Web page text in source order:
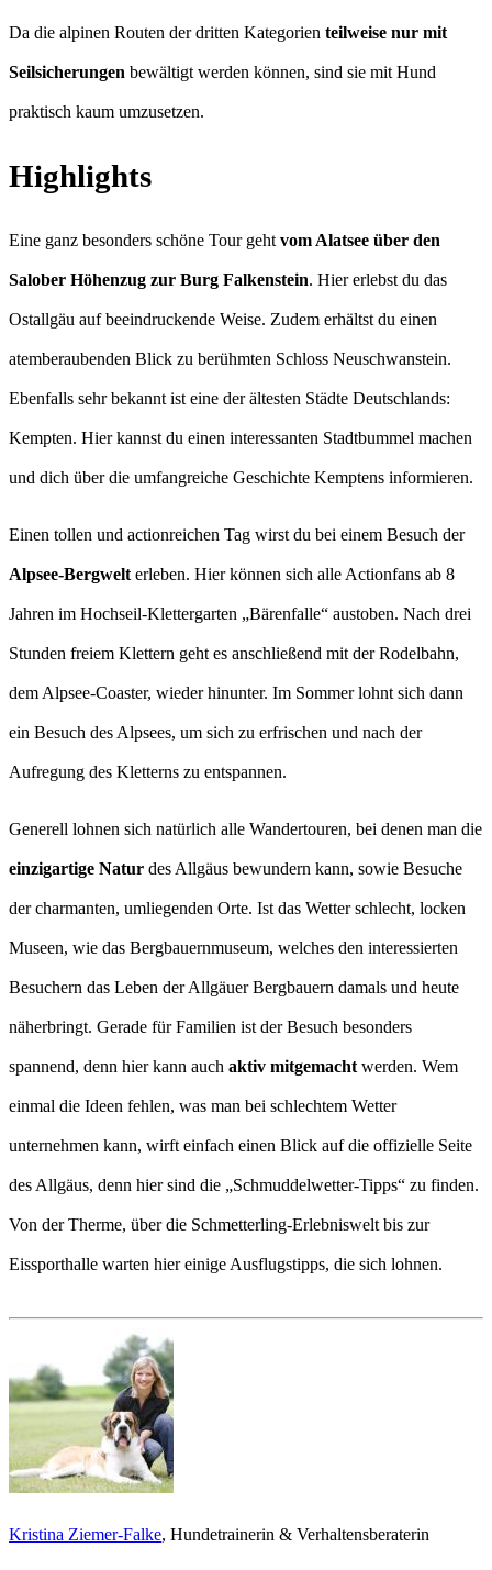
Da die alpinen Routen der dritten Kategorien teilweise nur mit
Seilsicherungen bewältigt werden können, sind sie mit Hund
praktisch kaum umzusetzen.
Highlights
Eine ganz besonders schöne Tour geht vom Alatsee über den
Salober Höhenzug zur Burg Falkenstein. Hier erlebst du das
Ostallgäu auf beeindruckende Weise. Zudem erhältst du einen
atemberaubenden Blick zu berühmten Schloss Neuschwanstein.
Ebenfalls sehr bekannt ist eine der ältesten Städte Deutschlands:
Kempten. Hier kannst du einen interessanten Stadtbummel machen
und dich über die umfangreiche Geschichte Kemptens informieren.
Einen tollen und actionreichen Tag wirst du bei einem Besuch der
Alpsee-Bergwelt erleben. Hier können sich alle Actionfans ab 8
Jahren im Hochseil-Klettergarten „Bärenfalle“ austoben. Nach drei
Stunden freiem Klettern geht es anschließend mit der Rodelbahn,
dem Alpsee-Coaster, wieder hinunter. Im Sommer lohnt sich dann
ein Besuch des Alpsees, um sich zu erfrischen und nach der
Aufregung des Kletterns zu entspannen.
Generell lohnen sich natürlich alle Wandertouren, bei denen man die
einzigartige Natur des Allgäus bewundern kann, sowie Besuche
der charmanten, umliegenden Orte. Ist das Wetter schlecht, locken
Museen, wie das Bergbauernmuseum, welches den interessierten
Besuchern das Leben der Allgäuer Bergbauern damals und heute
näherbringt. Gerade für Familien ist der Besuch besonders
spannend, denn hier kann auch aktiv mitgemacht werden. Wem
einmal die Ideen fehlen, was man bei schlechtem Wetter
unternehmen kann, wirft einfach einen Blick auf die offizielle Seite
des Allgäus, denn hier sind die „Schmuddelwetter-Tipps“ zu finden.
Von der Therme, über die Schmetterling-Erlebniswelt bis zur
Eissporthalle warten hier einige Ausflugstipps, die sich lohnen.
Kristina Ziemer-Falke, Hundetrainerin & Verhaltensberaterin